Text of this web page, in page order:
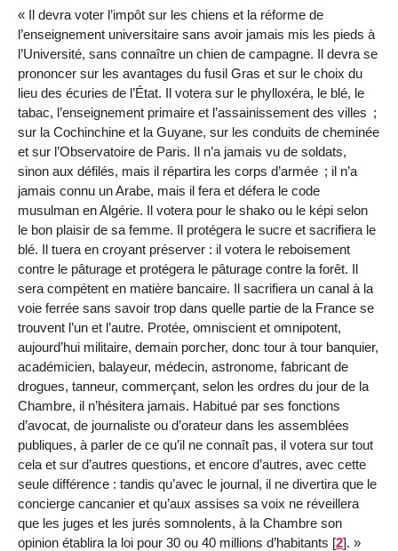
Il devra voter l’impôt sur les chiens et la réforme de
l’enseignement universitaire sans avoir jamais mis les pieds à
l’Université, sans connaître un chien de campagne. Il devra se
prononcer sur les avantages du fusil Gras et sur le choix du
lieu des écuries de l’État. Il votera sur le phylloxéra, le blé, le
tabac, l’enseignement primaire et l’assainissement des villes ;
sur la Cochinchine et la Guyane, sur les conduits de cheminée
et sur l’Observatoire de Paris. Il n’a jamais vu de soldats,
sinon aux défilés, mais il répartira les corps d’armée ; il n’a
jamais connu un Arabe, mais il fera et défera le code
musulman en Algérie. Il votera pour le shako ou le képi selon
le bon plaisir de sa femme. Il protégera le sucre et sacrifiera le
blé. Il tuera en croyant préserver : il votera le reboisement
contre le pâturage et protégera le pâturage contre la forêt. Il
sera compétent en matière bancaire. Il sacrifiera un canal à la
voie ferrée sans savoir trop dans quelle partie de la France se
trouvent l’un et l’autre. Protée, omniscient et omnipotent,
aujourd’hui militaire, demain porcher, donc tour à tour banquier,
académicien, balayeur, médecin, astronome, fabricant de
drogues, tanneur, commerçant, selon les ordres du jour de la
Chambre, il n’hésitera jamais. Habitué par ses fonctions
d’avocat, de journaliste ou d’orateur dans les assemblées
publiques, à parler de ce qu’il ne connaît pas, il votera sur tout
cela et sur d’autres questions, et encore d’autres, avec cette
seule différence : tandis qu’avec le journal, il ne divertira que le
concierge cancanier et qu’aux assises sa voix ne réveillera
que les juges et les jurés somnolents, à la Chambre son
opinion établira la loi pour 30 ou 40 millions d’habitants [2].